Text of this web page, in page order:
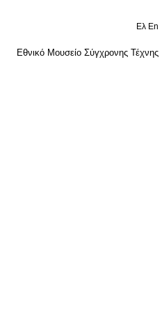
Ελ En
Εθνικό Μουσείο Σύγχρονης Τέχνης